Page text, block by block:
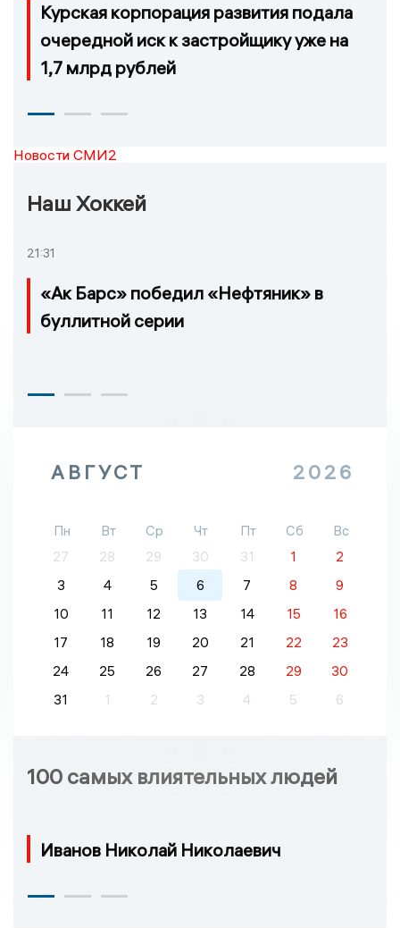
Курская корпорация развития подала
очередной иск к застройщику уже на
1,7 млрд рублей
Новости СМИ2
Наш Хоккей
21:31
«Ак Барс» победил «Нефтяник» в
буллитной серии
АВГУСТ 2026
Пн Вт Ср Чт Пт Сб
Вс
27
28 29 30 31 1
2
3
4 5 6 7 8
9
10
11 12 13 14 15
16
17
18 19 20 21 22
23
24
25 26 27 28 29
30
31
1 2 3 4 5 6
100 самых влиятельных людей
Иванов Николай Николаевич